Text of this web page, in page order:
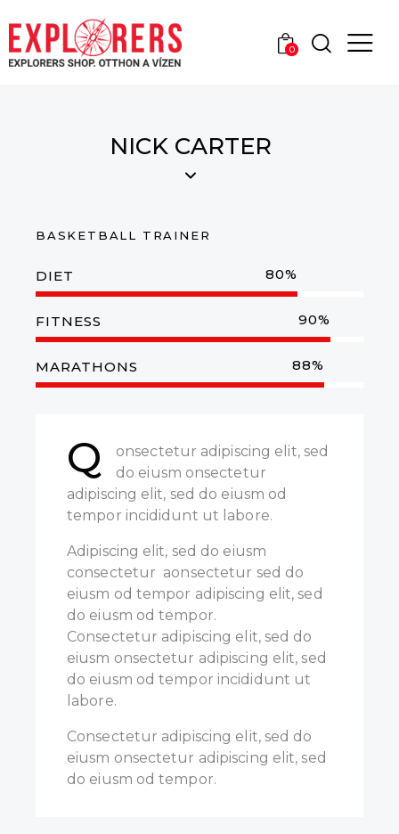
0
NICK CARTER
BASKETBALL TRAINER
DIET 80%
FITNESS 90%
MARATHONS 88%
Q
onsectetur adipiscing elit, sed
do eiusm onsectetur
adipiscing elit, sed do eiusm od
tempor incididunt ut labore.
Adipiscing elit, sed do eiusm
consectetur aonsectetur sed do
eiusm od tempor adipiscing elit, sed
do eiusm od tempor.
Consectetur adipiscing elit, sed do
eiusm onsectetur adipiscing elit, sed
do eiusm od tempor incididunt ut
labore.
Consectetur adipiscing elit, sed do
eiusm onsectetur adipiscing elit, sed
do eiusm od tempor.